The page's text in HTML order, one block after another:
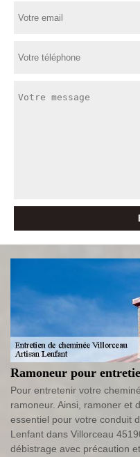
Ramoneur pour
Pour entretenir votre
ramoneur. Ainsi, ramoner et
essentiel pour votre conduit
Lenfant dans Villorceau
débistrage avec précaution